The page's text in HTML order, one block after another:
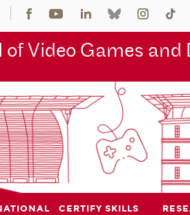
Video Games
CERTIFY SKILLS